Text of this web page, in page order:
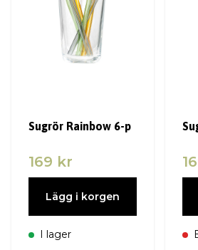
Sugrör Rainbow 6-p
169 kr
Lägg i korgen
I lager